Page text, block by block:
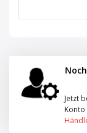
Jetzt